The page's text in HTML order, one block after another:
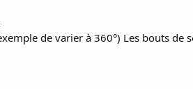
de varier à 360°) Les bouts de